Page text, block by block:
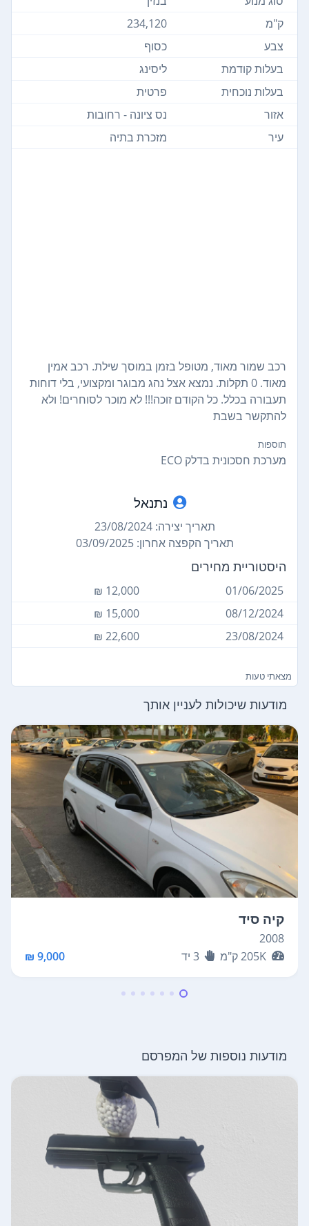
ק"מ
234,120
צבע
כסוף
בעלות קודמת
ליסינג
בעלות נוכחית
פרטית
אזור
נס ציונה - רחובות
עיר
מזכרת בתיה
רכב שמור מאוד, מטופל בזמן במוסך שילת. רכב אמין
מאוד. 0 תקלות. נמצא אצל נהג מבוגר ומקצועי, בלי דוחות
תעבורה בכלל. כל הקודם זוכה!!! לא מוכר לסוחרים! ולא
להתקשר בשבת
תוספות
מערכת חסכונית בדלק ECO
נתנאל
תאריך יצירה: 23/08/2024
תאריך הקפצה אחרון: 03/09/2025
היסטוריית מחירים
01/06/2025
12,000 ₪
08/12/2024
15,000 ₪
23/08/2024
22,600 ₪
מצאתי טעות
מודעות שיכולות לעניין אותך
קיה סיד
2008
205Kק"מ 3 יד 9,000 ₪
מודעות נוספות של המפרסם